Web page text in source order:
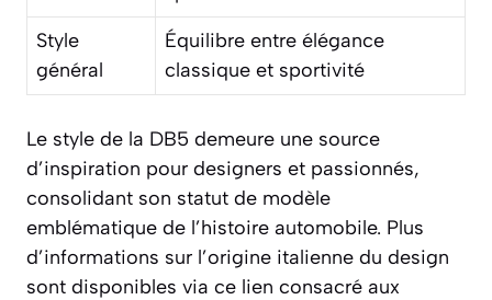
Style
général
Équilibre entre élégance
classique et sportivité
Le style de la DB5 demeure une source
d’inspiration pour designers et passionnés,
consolidant son statut de modèle
emblématique de l’histoire automobile. Plus
d’informations sur l’origine italienne du design
sont disponibles via ce lien consacré aux